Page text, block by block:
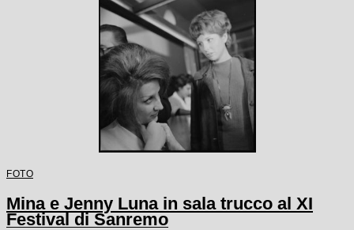
FOTO
Mina e Jenny Luna in sala trucco al XI
Festival di Sanremo